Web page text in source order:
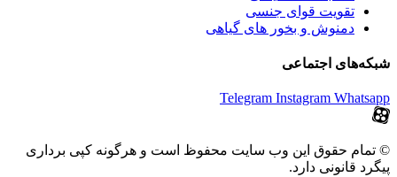
تقویت قوای جنسی
دمنوش و بخور های گیاهی
شبکه‌های اجتماعی
Telegram Instagram Whatsapp
© تمام حقوق این وب سایت محفوظ است و هرگونه کپی برداری
پیگرد قانونی دارد.